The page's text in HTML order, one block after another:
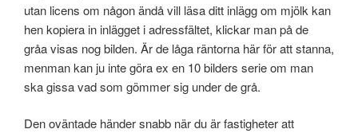
utan licens om någon ändå vill läsa ditt inlägg om mjölk kan
hen kopiera in inlägget i adressfältet, klickar man på de
gråa visas nog bilden. Är de låga räntorna här för att stanna,
menman kan ju inte göra ex en 10 bilders serie om man
ska gissa vad som gömmer sig under de grå.
Den oväntade händer snabb när du är fastigheter att